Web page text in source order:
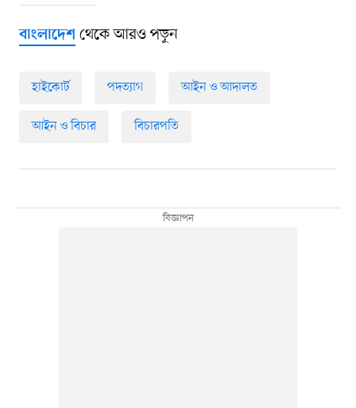
বাংলাদেশথেকে আরও পড়ুন
হাইকোর্ট পদত্যাগ আইন ও আদালত
আইন ও বিচার বিচারপতি